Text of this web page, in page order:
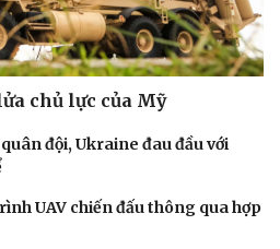
chủ lực của Mỹ
đội, Ukraine đau đầu với
UAV chiến đấu thông qua hợp